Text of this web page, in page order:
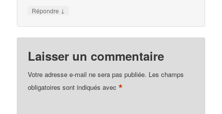
Répondre ↓
Laisser un commentaire
Votre adresse e-mail ne sera pas publiée. Les champs
obligatoires sont indiqués avec*